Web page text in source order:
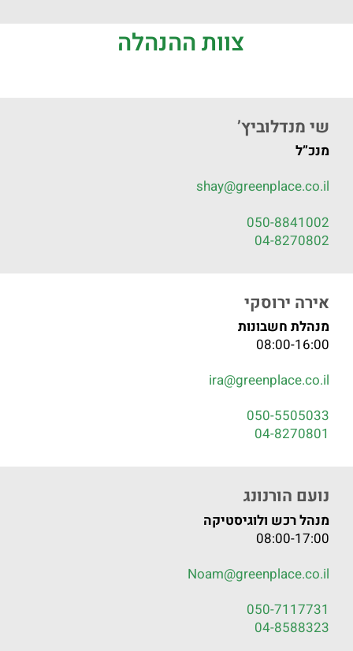
צוות ההנהלה
שי מנדלוביץ’
מנכ”ל
shay@greenplace.co.il
050-8841002
04-8270802
אירה ירוסקי
מנהלת חשבונות
08:00-16:00
ira@greenplace.co.il
050-5505033
04-8270801
נועם הורנונג
מנהל רכש ולוגיסטיקה
08:00-17:00
Noam@greenplace.co.il
050-7117731
04-8588323